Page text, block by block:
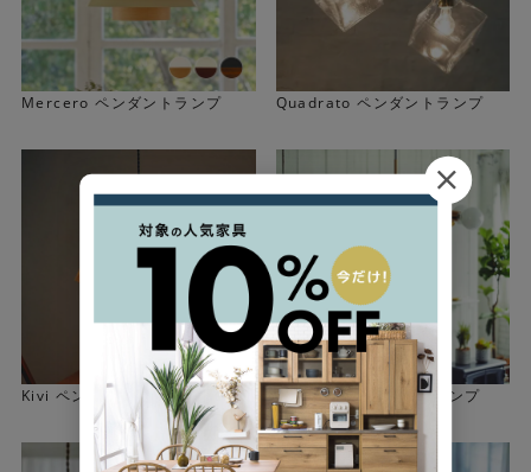
Mercero ペンダントランプ Quadrato ペンダントランプ
Kivi ペンダントランプ Gradiska ペンダントランプ